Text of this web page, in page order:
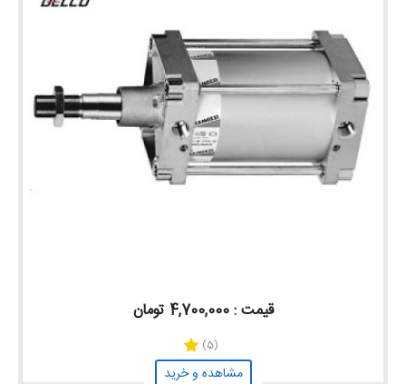
قیمت : 4,700,000 تومان
(5)
مشاهده و خرید